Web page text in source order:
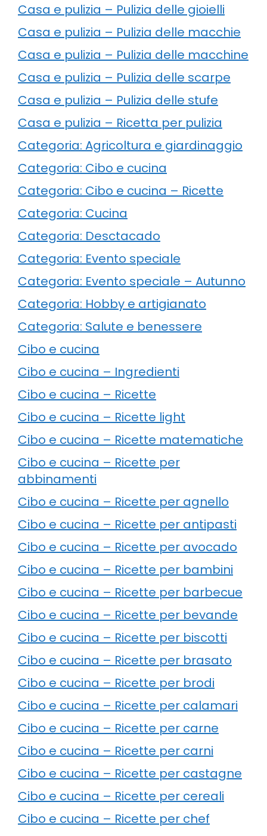
Casa e pulizia – Pulizia delle gioielli
Casa e pulizia – Pulizia delle macchie
Casa e pulizia – Pulizia delle macchine
Casa e pulizia – Pulizia delle scarpe
Casa e pulizia – Pulizia delle stufe
Casa e pulizia – Ricetta per pulizia
Categoria: Agricoltura e giardinaggio
Categoria: Cibo e cucina
Categoria: Cibo e cucina – Ricette
Categoria: Cucina
Categoria: Desctacado
Categoria: Evento speciale
Categoria: Evento speciale – Autunno
Categoria: Hobby e artigianato
Categoria: Salute e benessere
Cibo e cucina
Cibo e cucina – Ingredienti
Cibo e cucina – Ricette
Cibo e cucina – Ricette light
Cibo e cucina – Ricette matematiche
Cibo e cucina – Ricette per
abbinamenti
Cibo e cucina – Ricette per agnello
Cibo e cucina – Ricette per antipasti
Cibo e cucina – Ricette per avocado
Cibo e cucina – Ricette per bambini
Cibo e cucina – Ricette per barbecue
Cibo e cucina – Ricette per bevande
Cibo e cucina – Ricette per biscotti
Cibo e cucina – Ricette per brasato
Cibo e cucina – Ricette per brodi
Cibo e cucina – Ricette per calamari
Cibo e cucina – Ricette per carne
Cibo e cucina – Ricette per carni
Cibo e cucina – Ricette per castagne
Cibo e cucina – Ricette per cereali
Cibo e cucina – Ricette per chef